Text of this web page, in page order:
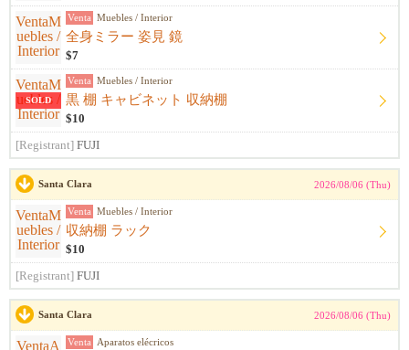
Venta Muebles / Interior
全身ミラー 姿見 鏡
$7
SOLD
Venta Muebles / Interior
黒 棚 キャビネット 収納棚
$10
[Registrant] FUJI
Santa Clara 2026/08/06 (Thu)
Venta Muebles / Interior
収納棚 ラック
$10
[Registrant] FUJI
Santa Clara 2026/08/06 (Thu)
Venta Aparatos elécricos